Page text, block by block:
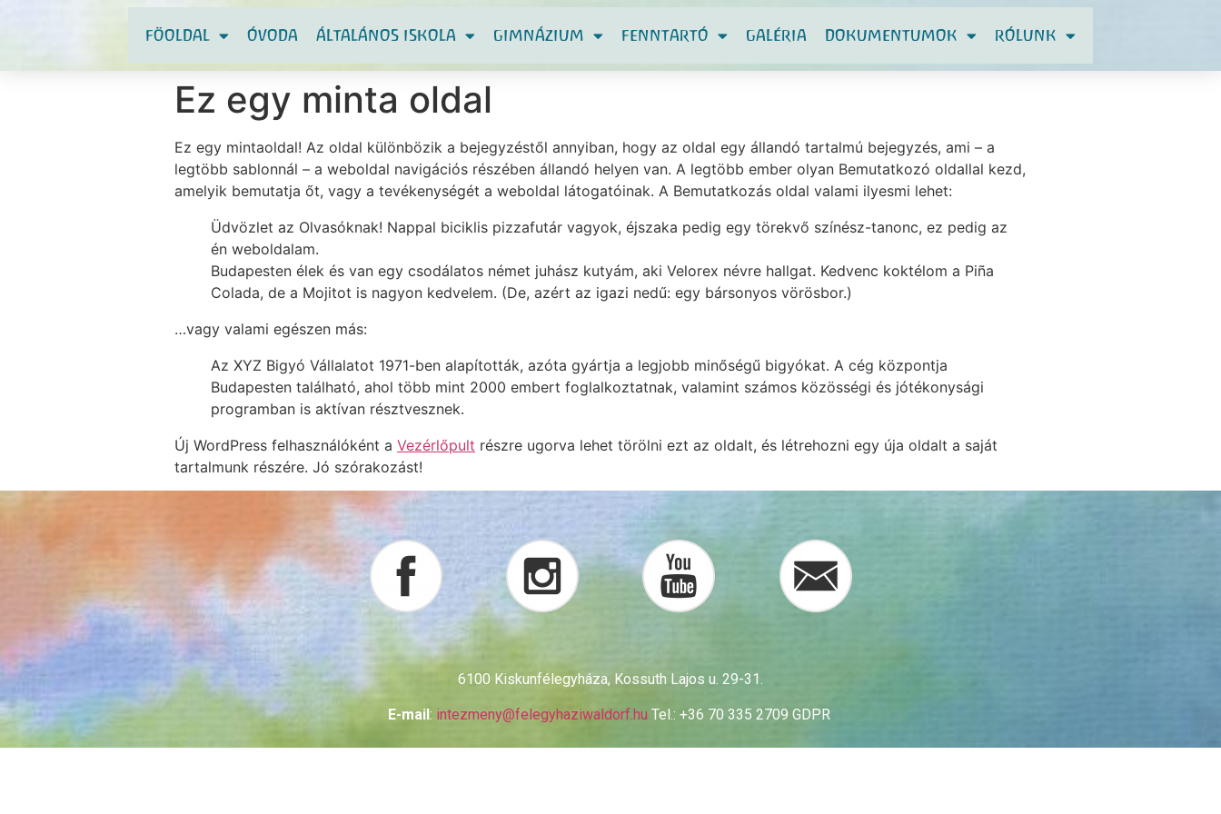
FÖOLDAL ÓVODA ÁLTALÁNOS ISKOLA GIMNÁZIUM FENNTARTÓ GALÉRIA DOKUMENTUMOK RÓLUNK
Ez egy minta oldal
Ez egy mintaoldal! Az oldal különbözik a bejegyzéstől annyiban, hogy az oldal egy állandó tartalmú bejegyzés, ami – a
legtöbb sablonnál – a weboldal navigációs részében állandó helyen van. A legtöbb ember olyan Bemutatkozó oldallal kezd,
amelyik bemutatja őt, vagy a tevékenységét a weboldal látogatóinak. A Bemutatkozás oldal valami ilyesmi lehet:
Üdvözlet az Olvasóknak! Nappal biciklis pizzafutár vagyok, éjszaka pedig egy törekvő színész-tanonc, ez pedig az
én weboldalam.
Budapesten élek és van egy csodálatos német juhász kutyám, aki Velorex névre hallgat. Kedvenc koktélom a Piña
Colada, de a Mojitot is nagyon kedvelem. (De, azért az igazi nedű: egy bársonyos vörösbor.)
…vagy valami egészen más:
Az XYZ Bigyó Vállalatot 1971-ben alapították, azóta gyártja a legjobb minőségű bigyókat. A cég központja
Budapesten található, ahol több mint 2000 embert foglalkoztatnak, valamint számos közösségi és jótékonysági
programban is aktívan résztvesznek.
Új WordPress felhasználóként a Vezérlőpult részre ugorva lehet törölni ezt az oldalt, és létrehozni egy úja oldalt a saját
tartalmunk részére. Jó szórakozást!
6100 Kiskunfélegyháza, Kossuth Lajos u. 29-31.
E-mail: intezmeny@felegyhaziwaldorf.hu Tel.: +36 70 335 2709 GDPR